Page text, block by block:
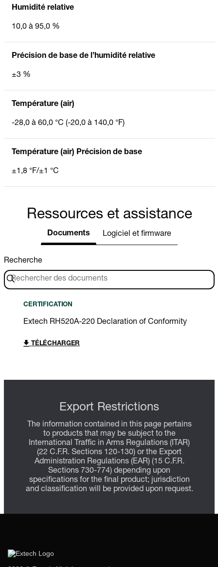
Humidité relative
10,0 à 95,0 %
Précision de base de l’humidité relative
±3 %
Température (air)
-28,0 à 60,0 °C (-20,0 à 140,0 °F)
Température (air) Précision de base
±1,8 °F/±1 °C
Ressources et assistance
Documents Logiciel et firmware
Recherche
CERTIFICATION
Extech RH520A-220 Declaration of Conformity
TÉLÉCHARGER
Export Restrictions
The information contained in this page pertains
to products that may be subject to the
International Traffic in Arms Regulations (ITAR)
(22 C.F.R. Sections 120-130) or the Export
Administration Regulations (EAR) (15 C.F.R.
Sections 730-774) depending upon
specifications for the final product; jurisdiction
and classification will be provided upon request.